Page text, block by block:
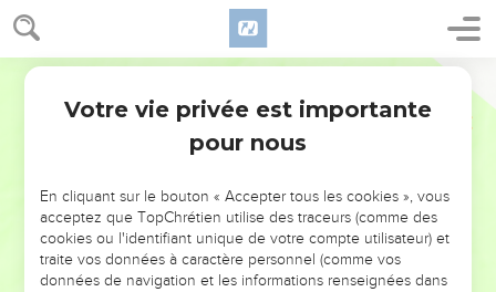
NE MANQUEZ PAS L’ÉVÉNEMENT
DE L’ANNÉE !
ET SI LEURS ERREURS POUVAIENT VOUS ÉVITER LES
VOTRES ?
Votre vie privée est importante
pour nous
En cliquant sur le bouton « Accepter tous les cookies », vous
acceptez que TopChrétien utilise des traceurs (comme des
cookies ou l'identifiant unique de votre compte utilisateur) et
traite vos données à caractère personnel (comme vos
données de navigation et les informations renseignées dans